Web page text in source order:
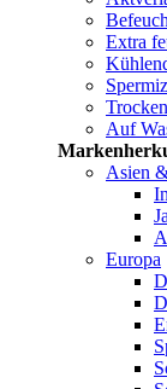
Extra
Trocken
Auf
Asien
Europa